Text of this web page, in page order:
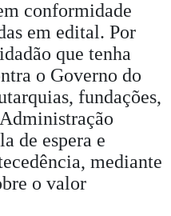
conformidade
em edital. Por
que tenha
o Governo do
fundações,
de espera e
mediante
o valor